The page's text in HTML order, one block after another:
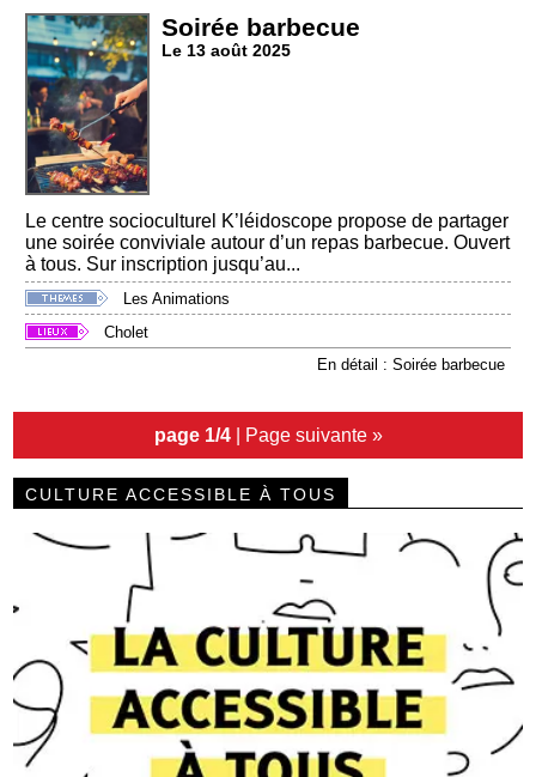
Soirée barbecue
Le 13 août 2025
Le centre socioculturel K’léidoscope propose de partager
une soirée conviviale autour d’un repas barbecue. Ouvert
à tous. Sur inscription jusqu’au...
Les Animations
Cholet
En détail : Soirée barbecue
page 1/4| Page suivante »
CULTURE ACCESSIBLE À TOUS